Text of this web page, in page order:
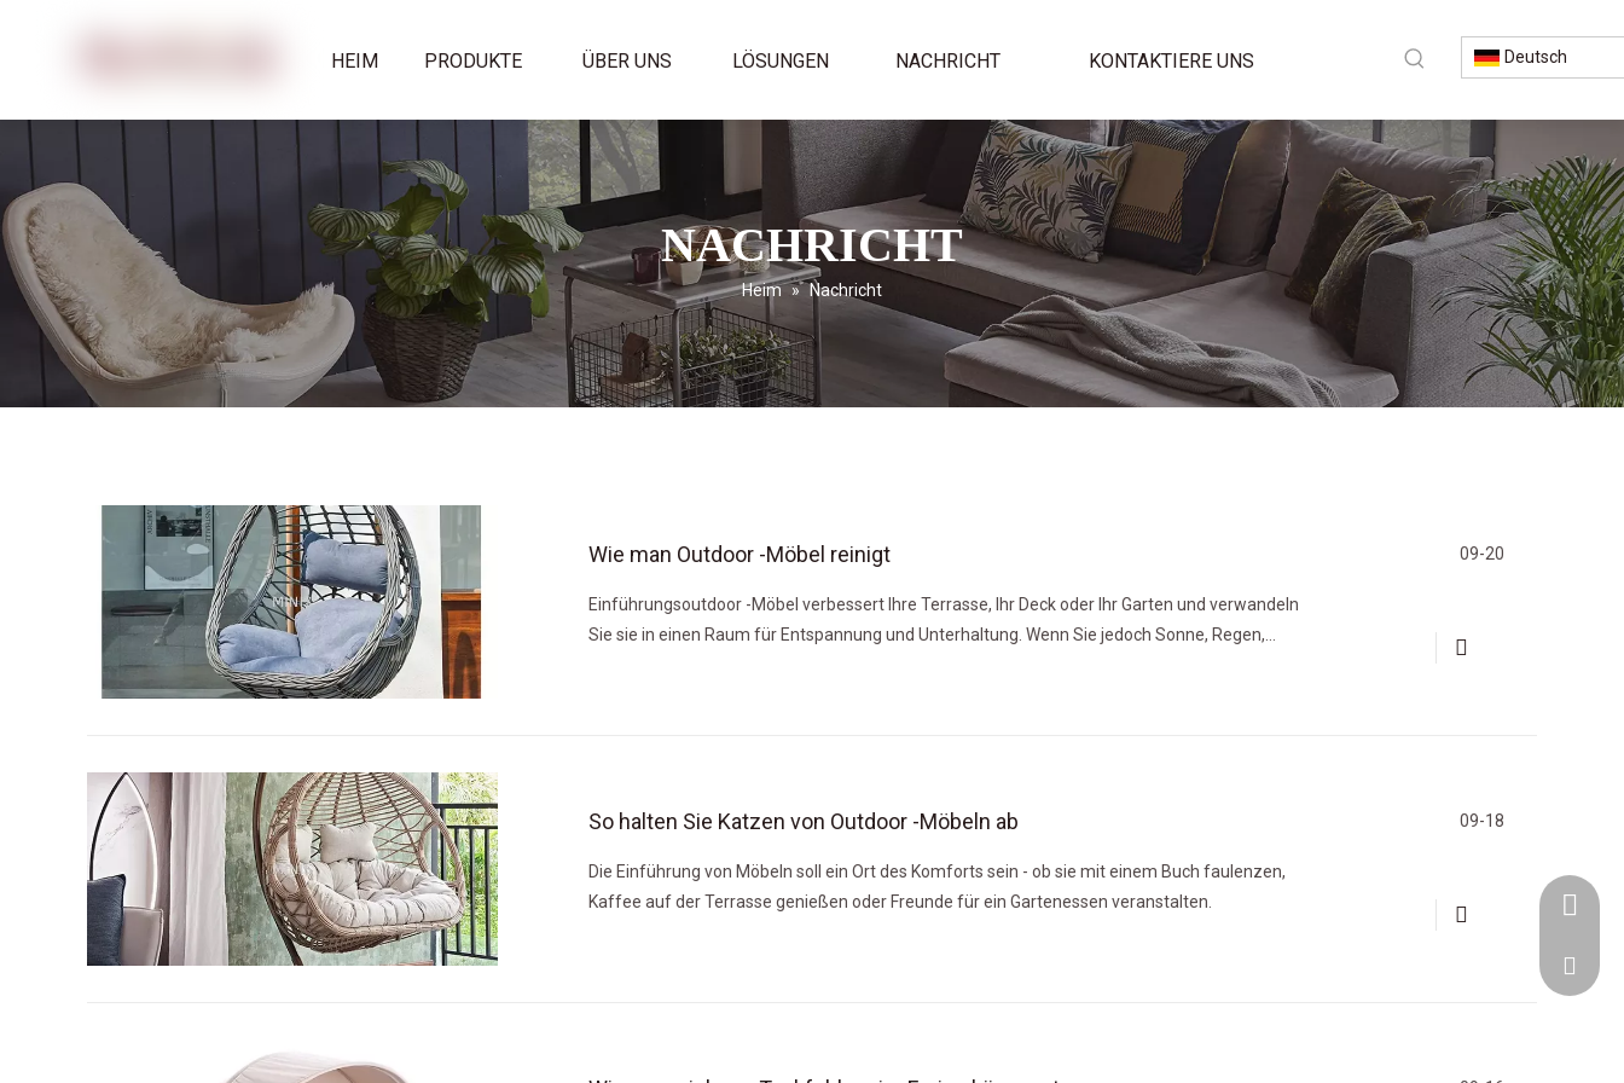
HEIM PRODUKTE ÜBER UNS LÖSUNGEN NACHRICHT KONTAKTIERE UNS Deutsch
NACHRICHT
Heim » Nachricht
Wie man Outdoor -Möbel reinigt
Einführungsoutdoor -Möbel verbessert Ihre Terrasse, Ihr Deck oder Ihr Garten und verwandeln
Sie sie in einen Raum für Entspannung und Unterhaltung. Wenn Sie jedoch Sonne, Regen,
09-20
So halten Sie Katzen von Outdoor -Möbeln ab
Die Einführung von Möbeln soll ein Ort des Komforts sein - ob sie mit einem Buch faulenzen,
Kaffee auf der Terrasse genießen oder Freunde für ein Gartenessen veranstalten.
09-18
+86-